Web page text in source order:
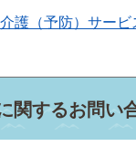
護（予防）サー
関するお問い